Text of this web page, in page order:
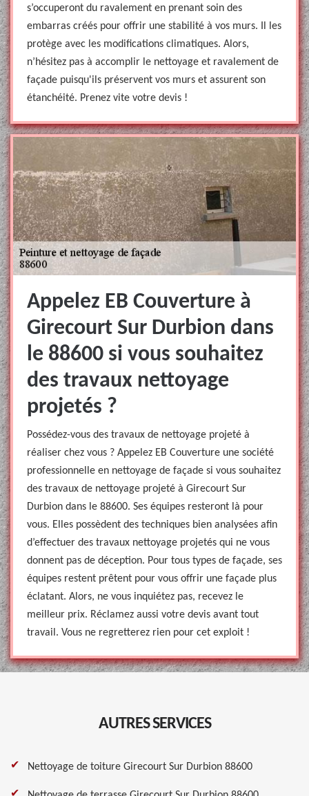
s’occuperont du ravalement en prenant soin des
embarras créés pour offrir une stabilité à vos murs. Il les
protège avec les modifications climatiques. Alors,
n’hésitez pas à accomplir le nettoyage et ravalement de
façade puisqu'ils préservent vos murs et assurent son
étanchéité. Prenez vite votre devis !
Appelez EB Couverture à
Girecourt Sur Durbion dans
le 88600 si vous souhaitez
des travaux nettoyage
projetés ?
Possédez-vous des travaux de nettoyage projeté à
réaliser chez vous ? Appelez EB Couverture une société
professionnelle en nettoyage de façade si vous souhaitez
des travaux de nettoyage projeté à Girecourt Sur
Durbion dans le 88600. Ses équipes resteront là pour
vous. Elles possèdent des techniques bien analysées afin
d’effectuer des travaux nettoyage projetés qui ne vous
donnent pas de déception. Pour tous types de façade, ses
équipes restent prêtent pour vous offrir une façade plus
éclatant. Alors, ne vous inquiétez pas, recevez le
meilleur prix. Réclamez aussi votre devis avant tout
travail. Vous ne regretterez rien pour cet exploit !
AUTRES SERVICES
Nettoyage de toiture Girecourt Sur Durbion 88600